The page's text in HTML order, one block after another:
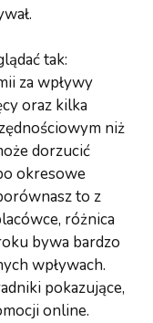
tak:
za wpływy
oraz kilka
niż
dorzucić
okresowe
to z
różnica
bywa bardzo
wpływach.
pokazujące,
online.